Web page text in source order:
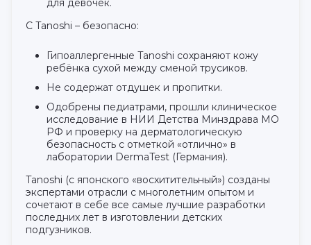
для девочек.
С Tanoshi – безопасно:
Гипоаллергенные Tanoshi сохраняют кожу
ребёнка сухой между сменой трусиков.
Не содержат отдушек и пропитки.
Одобрены педиатрами, прошли клиническое
исследование в НИИ Детства Минздрава МО
РФ и проверку на дерматологическую
безопасность с отметкой «отлично» в
лаборатории DermaTest (Германия).
Tanoshi (с японского «восхитительный») созданы
экспертами отрасли с многолетним опытом и
сочетают в себе все самые лучшие разработки
последних лет в изготовлении детских
подгузников.